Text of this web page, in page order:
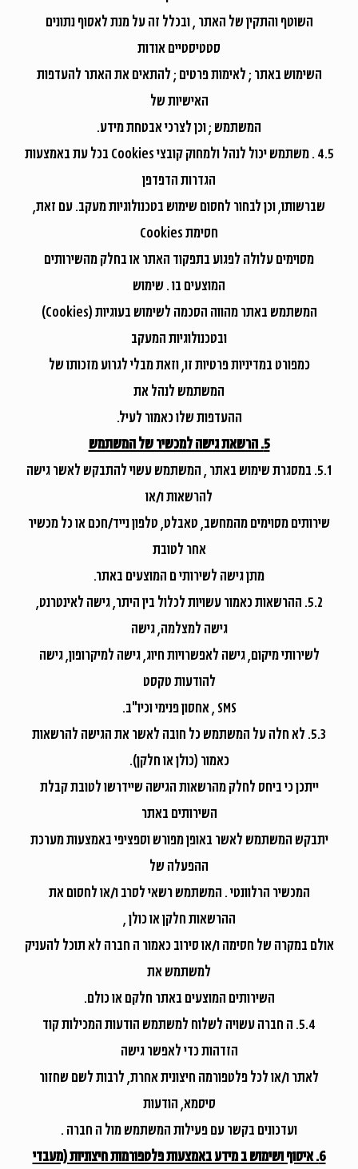
השוטף והתקין של האתר , ובכלל זה על מנת לאסוף נתונים
סטטיסטיים אודות
השימוש באתר ; לאימות פרטים ; להתאים את האתר להעדפות
האישיות של
המשתמש ; וכן לצרכי אבטחת מידע.
4.5 . משתמש יכול לנהל ולמחוק קובצי Cookies בכל עת באמצעות
הגדרות הדפדפן
שברשותו, וכן לבחור לחסום שימוש בטכנולוגיות מעקב. עם זאת,
חסימת Cookies
מסוימים עלולה לפגוע בתפקוד האתר או בחלק מהשירותים
המוצעים בו . שימוש
המשתמש באתר מהווה הסכמה לשימוש בעוגיות (Cookies)
ובטכנולוגיות המעקב
כמפורט במדיניות פרטיות זו, וזאת מבלי לגרוע מזכותו של
המשתמש לנהל את
ההעדפות שלו כאמור לעיל.
5. הרשאת גישה למכשיר של המשתמש
5.1. במסגרת שימוש באתר , המשתמש עשוי להתבקש לאשר גישה
להרשאות ו/או
שירותים מסוימים מהמחשב, טאבלט, טלפון נייד/חכם או כל מכשיר
אחר לטובת
מתן גישה לשירותי ם המוצעים באתר.
5.2. ההרשאות כאמור עשויות לכלול בין היתר, גישה לאינטרנט,
גישה למצלמה, גישה
לשירותי מיקום, גישה לאפשרויות חיוג, גישה למיקרופון, גישה
להודעות טקסט
SMS , אחסון פנימי וכיו"ב.
5.3. לא חלה על המשתמש כל חובה לאשר את הגישה להרשאות
כאמור (כולן או חלקן).
ייתכן כי ביחס לחלק מהרשאות הגישה שיידרשו לטובת קבלת
השירותים באתר
יתבקש המשתמש לאשר באופן מפורש וספציפי באמצעות מערכת
ההפעלה של
המכשיר הרלוונטי . המשתמש רשאי לסרב ו/או לחסום את
ההרשאות חלקן או כולן ,
אולם במקרה של חסימה ו/או סירוב כאמור ה חברה לא תוכל להעניק
למשתמש את
השירותים המוצעים באתר חלקם או כולם.
5.4. ה חברה עשויה לשלוח למשתמש הודעות המכילות קוד
הזדהות כדי לאפשר גישה
לאתר ו/או לכל פלטפורמה חיצונית אחרת, לרבות לשם שחזור
סיסמא, הודעות
ועדכונים בקשר עם פעילות המשתמש מול ה חברה .
6. איסוף ושימוש ב מידע באמצעות פלטפורמות חיצוניות (מעבדי